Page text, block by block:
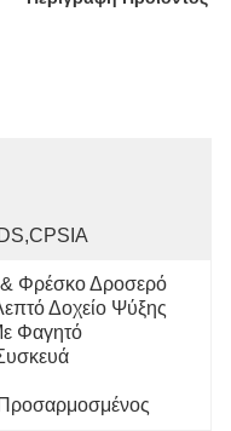
Φρέσκο Δροσερό
Δοχείο Ψύξης
Φαγητό